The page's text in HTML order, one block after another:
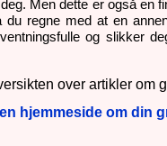
Men dette er også en
du regne med at en
og slikker
over artikler om
hjemmeside om din